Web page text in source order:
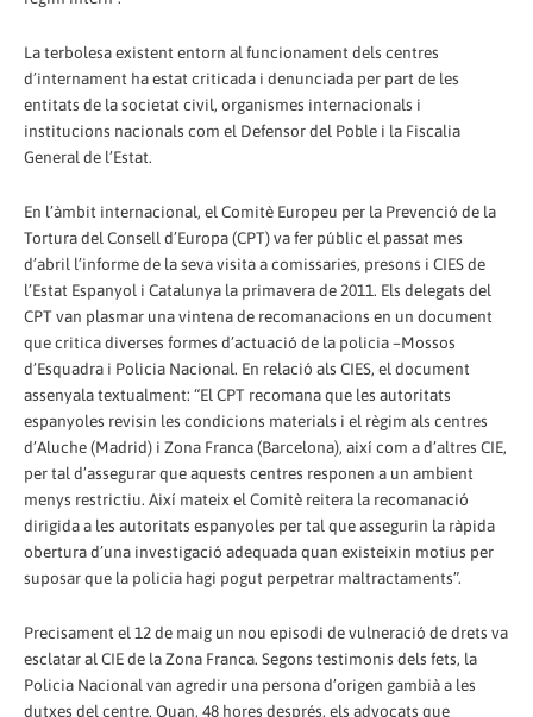
La terbolesa existent entorn al funcionament dels centres
d’internament ha estat criticada i denunciada per part de les
entitats de la societat civil, organismes internacionals i
institucions nacionals com el Defensor del Poble i la Fiscalia
General de l’Estat.
En l’àmbit internacional, el Comitè Europeu per la Prevenció de la
Tortura del Consell d’Europa (CPT) va fer públic el passat mes
d’abril l’informe de la seva visita a comissaries, presons i CIES de
l’Estat Espanyol i Catalunya la primavera de 2011. Els delegats del
CPT van plasmar una vintena de recomanacions en un document
que critica diverses formes d’actuació de la policia –Mossos
d’Esquadra i Policia Nacional. En relació als CIES, el document
assenyala textualment: “El CPT recomana que les autoritats
espanyoles revisin les condicions materials i el règim als centres
d’Aluche (Madrid) i Zona Franca (Barcelona), així com a d’altres CIE,
per tal d’assegurar que aquests centres responen a un ambient
menys restrictiu. Així mateix el Comitè reitera la recomanació
dirigida a les autoritats espanyoles per tal que assegurin la ràpida
obertura d’una investigació adequada quan existeixin motius per
suposar que la policia hagi pogut perpetrar maltractaments”.
Precisament el 12 de maig un nou episodi de vulneració de drets va
esclatar al CIE de la Zona Franca. Segons testimonis dels fets, la
Policia Nacional van agredir una persona d’origen gambià a les
dutxes del centre. Quan, 48 hores després, els advocats que